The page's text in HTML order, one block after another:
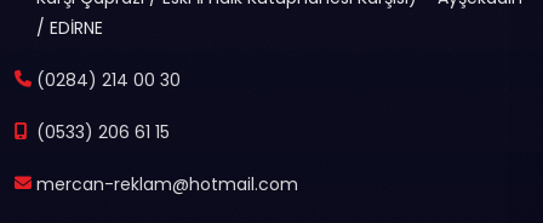
/ EDİRNE
(0284) 214 00 30
(0533) 206 61 15
mercan-reklam@hotmail.com